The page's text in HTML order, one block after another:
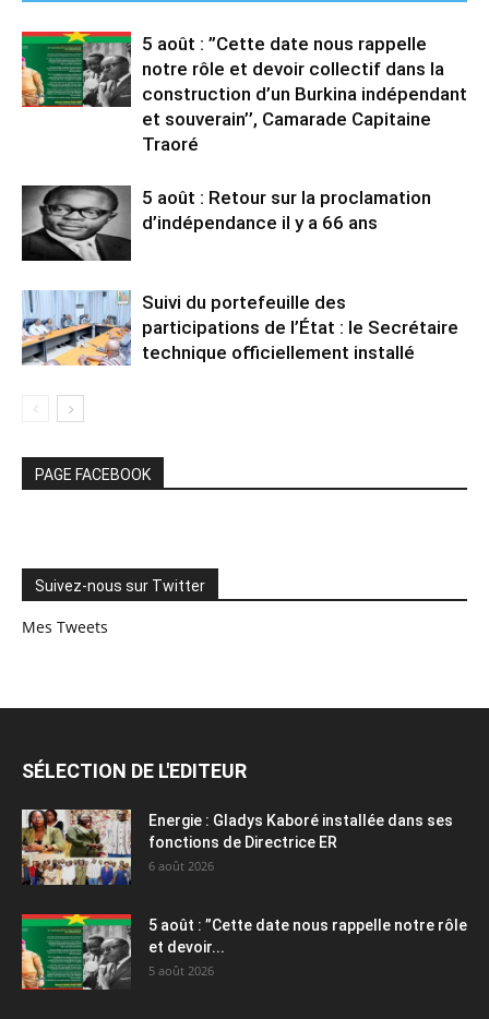
5 août : ”Cette date nous rappelle
notre rôle et devoir collectif dans la
construction d’un Burkina indépendant
et souverain’’, Camarade Capitaine
Traoré
5 août : Retour sur la proclamation
d’indépendance il y a 66 ans
Suivi du portefeuille des
participations de l’État : le Secrétaire
technique officiellement installé
PAGE FACEBOOK
Suivez-nous sur Twitter
Mes Tweets
SÉLECTION DE L'EDITEUR
Energie : Gladys Kaboré installée dans ses
fonctions de Directrice ER
6 août 2026
5 août : ”Cette date nous rappelle notre rôle
et devoir...
5 août 2026